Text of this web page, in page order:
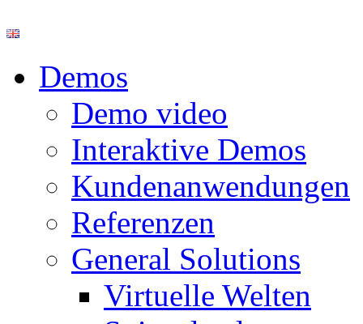
Demos
Demo video
Interaktive Demos
Kundenanwendungen
Referenzen
General Solutions
Virtuelle Welten